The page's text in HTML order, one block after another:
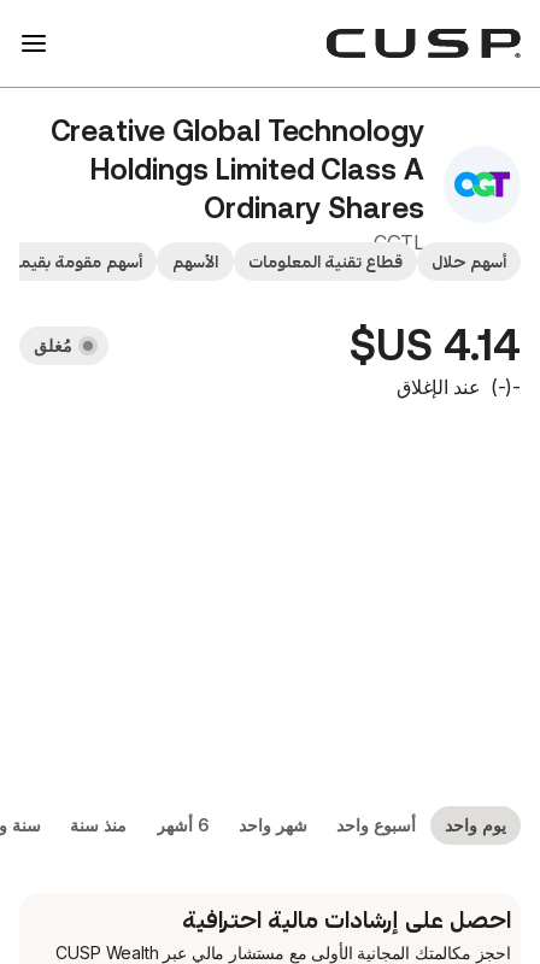
Creative Global
Holdings Limited
Ordinary
تقنية المعلومات الأسهم أسهم مقومة بقيمتها العادلة أسهم
واحد شهر واحد 6 أشهر منذ سنة سنة واحدة 5 سنوات
مالية احترافية
الأولى مع مستشار مالي عبر CUSP Wealth